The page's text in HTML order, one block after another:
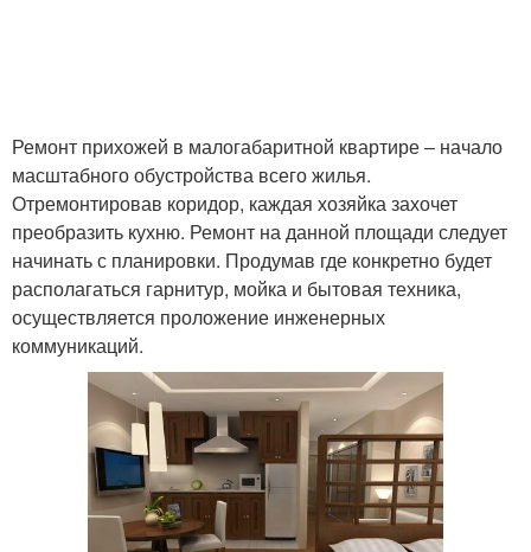
Ремонт прихожей в малогабаритной квартире – начало
масштабного обустройства всего жилья.
Отремонтировав коридор, каждая хозяйка захочет
преобразить кухню. Ремонт на данной площади следует
начинать с планировки. Продумав где конкретно будет
располагаться гарнитур, мойка и бытовая техника,
осуществляется проложение инженерных
коммуникаций.